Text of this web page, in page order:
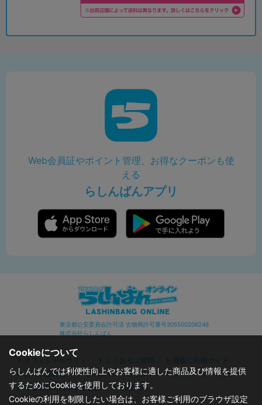
Web会員証やポイント管理、お得なクーポンも使
える
らしんばんアプリ
東京都公安委員会許可済 古物商許可番号305500206246
株式会社らしんばん
オフィシャルサイト よくあるご質問
通販ご利用ガイド
お問い合わせ
セキュリティポリシー
プライバシーポリシー
特定商取引に関する表記
利用規約
Cookieについて
らしんばんでは利便性向上やお客様に適した商品及び情報を提供
するためにCookieを使用しております。
Cookieの利用を制限したい場合は、お客様ご利用のブラウザ設定